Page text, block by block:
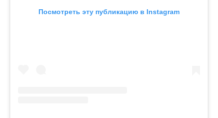
Посмотреть эту публикацию в Instagram